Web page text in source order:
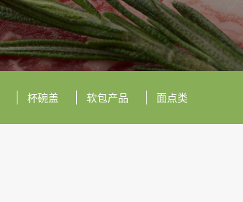
杯碗盖 软包产品 面点类